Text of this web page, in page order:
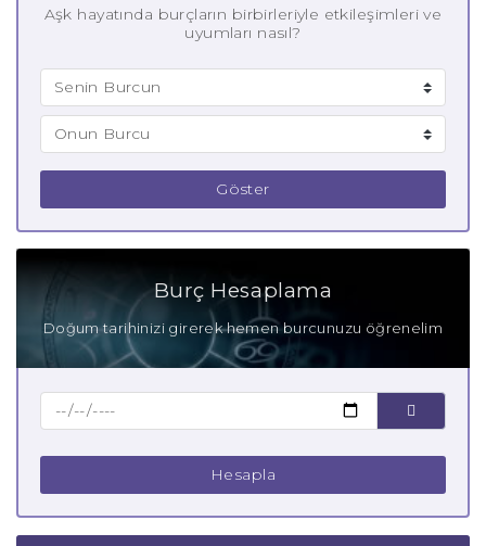
Aşk hayatında burçların birbirleriyle etkileşimleri ve
uyumları nasıl?
Göster
Burç Hesaplama
Doğum tarihinizi girerek hemen burcunuzu öğrenelim
Hesapla